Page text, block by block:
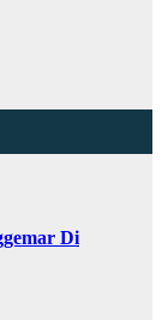
Di